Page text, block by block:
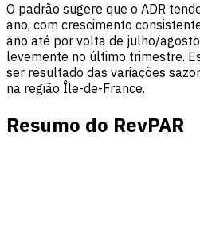
O padrão sugere que o ADR
ano, com crescimento
ano até por volta de julho/
levemente no último trimestre.
ser resultado das variações
na região Île-de-France.
Resumo do RevPAR